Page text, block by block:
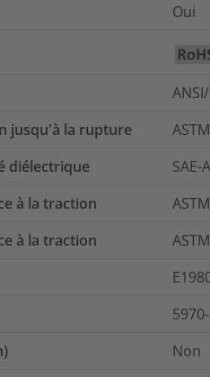
Oui
jusqu'à la rupture
diélectrique
SAE-
à la traction
à la traction
Non